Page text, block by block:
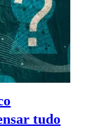
tudo